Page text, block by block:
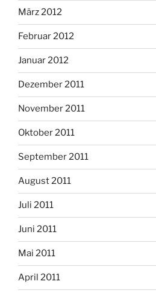
März 2012
Februar 2012
Januar 2012
Dezember 2011
November 2011
Oktober 2011
September 2011
August 2011
Juli 2011
Juni 2011
Mai 2011
April 2011